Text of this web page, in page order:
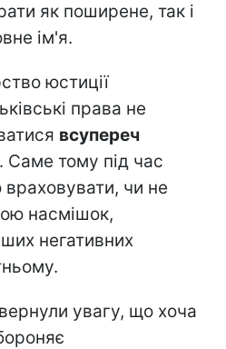
як поширене, так і
ім'я.
юстиції
права не
всупереч
. Саме тому під час
враховувати, чи не
насмішок,
негативних
увагу, що хоча